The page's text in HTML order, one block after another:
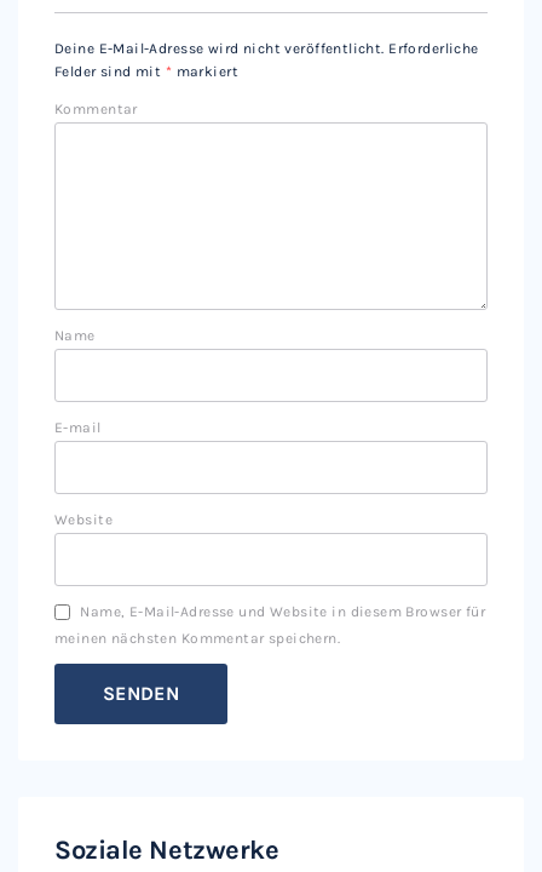
Deine E-Mail-Adresse wird nicht veröffentlicht. Erforderliche
Felder sind mit * markiert
Kommentar
Name
E-mail
Website
Name, E-Mail-Adresse und Website in diesem Browser für
meinen nächsten Kommentar speichern.
Soziale Netzwerke